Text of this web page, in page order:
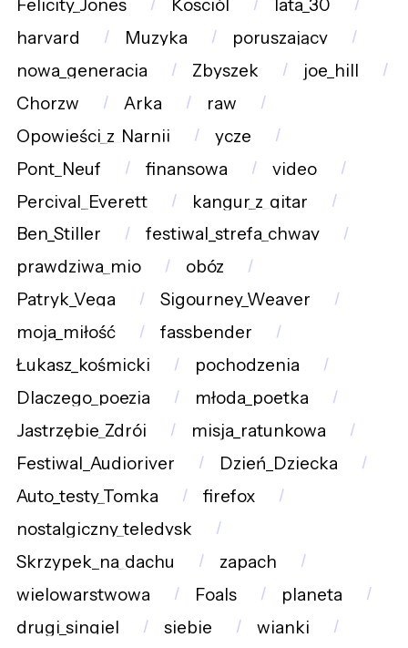
Felicity_Jones
Kosciól
lata_30
harvard
Muzyka
poruszający
nowa_generacja
Zbyszek
joe_hill
Chorzw
Arka
raw
Opowieści_z_Narnii
ycze
Pont_Neuf
finansowa
video
Percival_Everett
kangur_z_gitar
Ben_Stiller
festiwal_strefa_chway
prawdziwa_mio
obóz
Patryk_Vega
Sigourney_Weaver
moja_miłość
fassbender
Łukasz_kośmicki
pochodzenia
Dlaczego_poezja
młoda_poetka
Jastrzębie_Zdrój
misja_ratunkowa
Festiwal_Audioriver
Dzień_Dziecka
Auto_testy_Tomka
firefox
nostalgiczny_teledysk
Skrzypek_na_dachu
zapach
wielowarstwowa
Foals
planeta
drugi_singiel
siebie
wianki